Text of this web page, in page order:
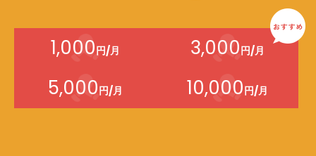
1,000円/月 3,000円/月
5,000円/月 10,000円/月